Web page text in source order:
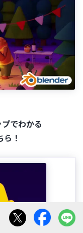
でわかる
！